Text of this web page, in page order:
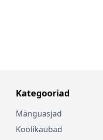
Kategooriad
Mänguasjad
Koolikaubad